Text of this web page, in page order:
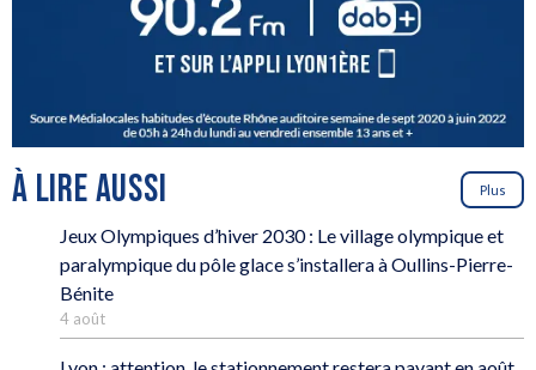
À LIRE AUSSI Plus
Jeux Olympiques d’hiver 2030 : Le village olympique et
paralympique du pôle glace s’installera à Oullins-Pierre-
Bénite
4 août